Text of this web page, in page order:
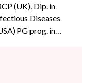
(UK), Dip. in
Diseases
PG prog. in
has a strong clinical